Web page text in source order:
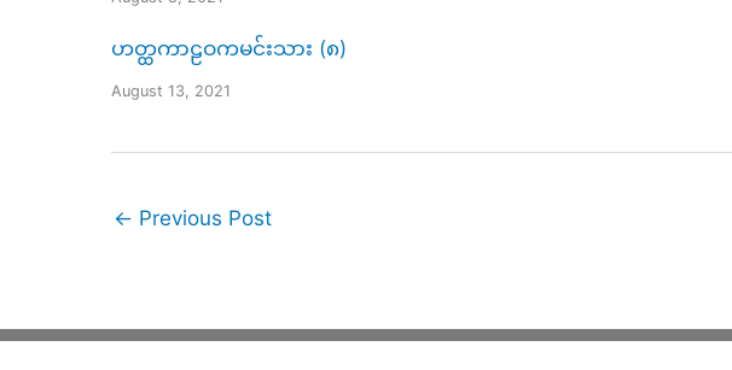
ဟတ္ထကာဠဝကမင်းသား (၈)
August 13, 2021
← Previous Post